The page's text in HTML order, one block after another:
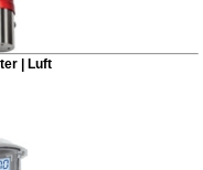
| Luft